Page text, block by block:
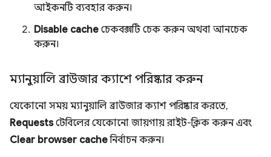
আইকনটি ব্যবহার করুন।
Disable cache চেকবক্সটি চেক করুন অথবা আনচেক
করুন।
ম্যানুয়ালি ব্রাউজার ক্যাশে পরিষ্কার করুন
যেকোনো সময় ম্যানুয়ালি ব্রাউজার ক্যাশ পরিষ্কার করতে,
Requestsটেবিলের যেকোনো জায়গায় রাইট-ক্লিক করুন এবং
Clear browser cacheনির্বাচন করুন।